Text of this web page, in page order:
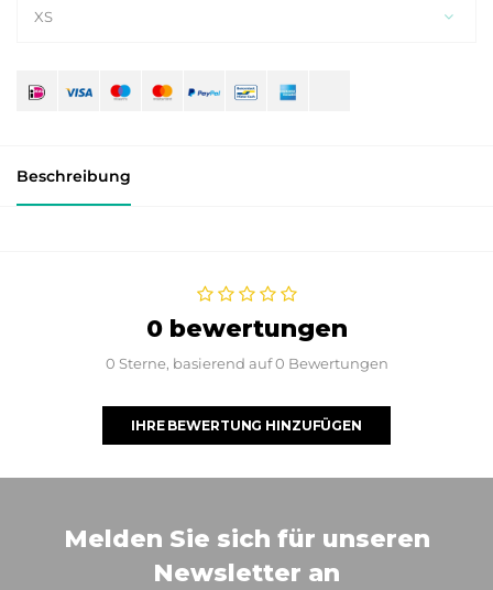
XS
Beschreibung
0 bewertungen
0 Sterne, basierend auf 0 Bewertungen
IHRE BEWERTUNG HINZUFÜGEN
Melden Sie sich für unseren
Newsletter an